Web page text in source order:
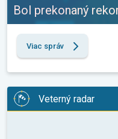
Bol prekonaný
Viac správ
Veterný radar